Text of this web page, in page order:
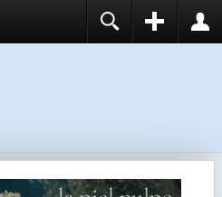
RECUÉRDEME